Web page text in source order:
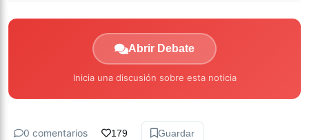
Abrir Debate
Inicia una discusión sobre esta noticia
0 comentarios 179 Guardar